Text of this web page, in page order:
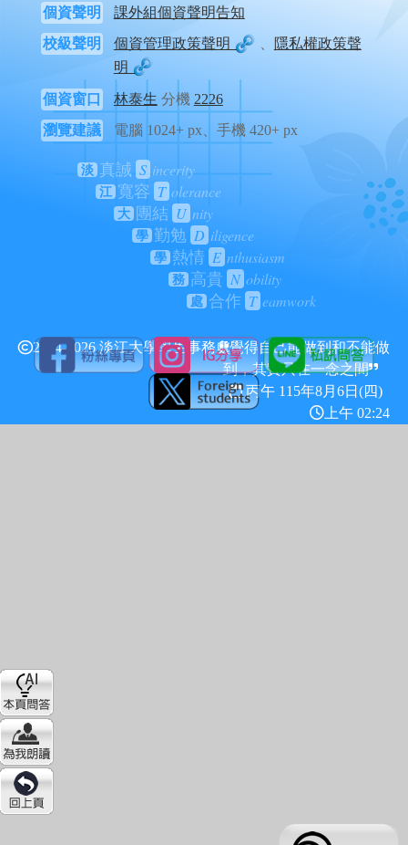
個資聲明
課外組個資聲明告知
校級聲明
個資管理政策聲明 、
隱私權政策聲
明
個資窗口 林泰生 分機 2226
瀏覽建議
電腦 1024+ px、手機 420+ px
淡 真誠 S incerity
江 寬容 T olerance
大 團結 U nity
學 勤勉 D iligence
學 熱情 E nthusiasm
務 高貴 N obility
處 合作 T eamwork
2024-2026 淡江大學學生事務處覺得自己能做到和不能做
到，其實只在一念之間
丙午 115年8月6日(四)
上午 02:24